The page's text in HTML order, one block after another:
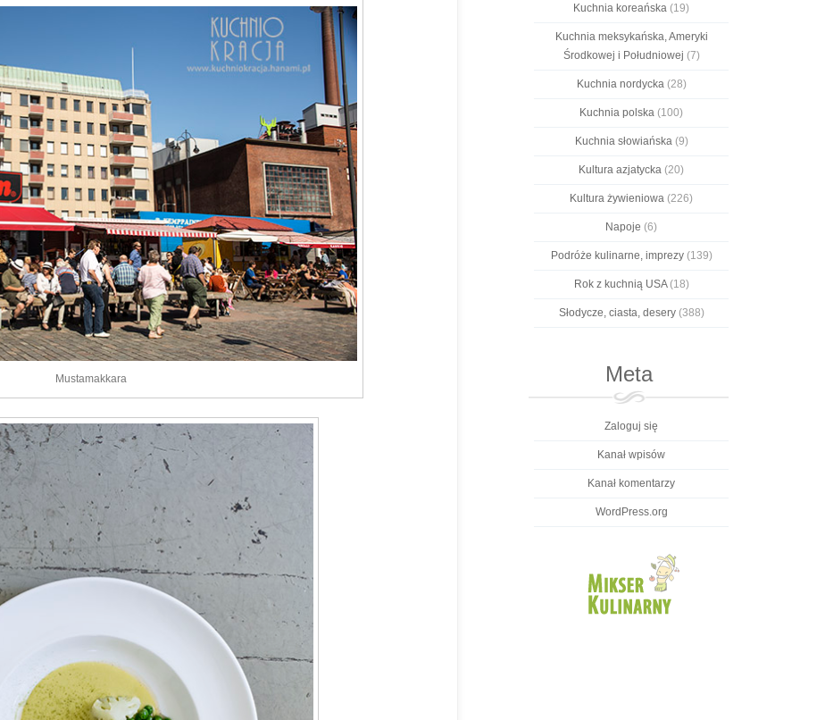
Mustamakkara
Kuchnia koreańska (19)
Kuchnia meksykańska, Ameryki
Środkowej i Południowej (7)
Kuchnia nordycka(28)
Kuchnia polska (100)
Kuchnia słowiańska(9)
Kultura azjatycka (20)
Kultura żywieniowa (226)
Napoje (6)
Podróże kulinarne, imprezy(139)
Rok z kuchnią USA(18)
Słodycze, ciasta, desery(388)
Meta
Zaloguj się
Kanał wpisów
Kanał komentarzy
WordPress.org